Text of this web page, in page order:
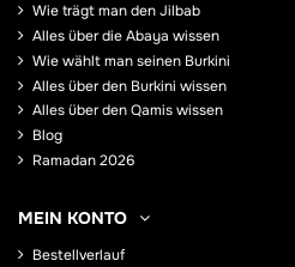
Wie trägt man den Jilbab
Alles über die Abaya wissen
Wie wählt man seinen Burkini
Alles über den Burkini wissen
Alles über den Qamis wissen
Blog
Ramadan 2026
MEIN KONTO
Bestellverlauf